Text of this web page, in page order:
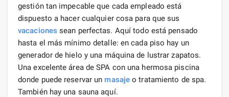
gestión tan impecable que cada empleado está
dispuesto a hacer cualquier cosa para que sus
vacaciones sean perfectas. Aquí todo está pensado
hasta el más mínimo detalle: en cada piso hay un
generador de hielo y una máquina de lustrar zapatos.
Una excelente área de SPA con una hermosa piscina
donde puede reservar un masaje o tratamiento de spa.
También hay una sauna aquí.